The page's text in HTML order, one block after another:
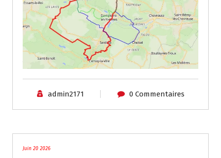
admin2171 0 Commentaires
Juin 20 2026